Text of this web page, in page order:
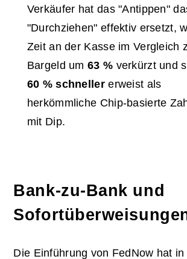
Verkäufer hat das "Antippen"
"Durchziehen" effektiv ersetzt,
Zeit an der Kasse im Vergleich
Bargeld um63 % verkürzt und
60 % schnellererweist als
herkömmliche Chip-basierte
mit Dip.
Bank-zu-Bank und
Die Einführung von FedNow hat in